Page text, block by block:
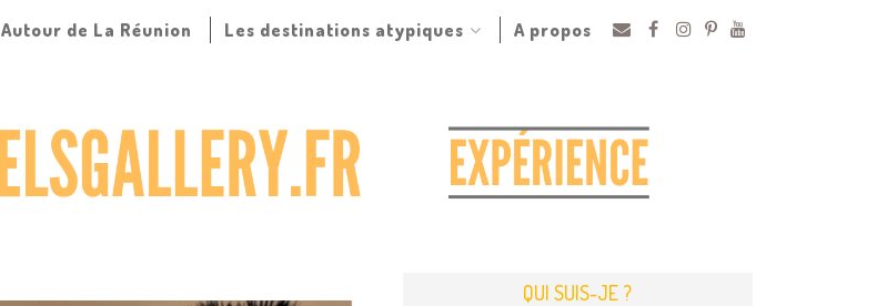
Autour de La Réunion Les destinations atypiques A propos
QUI SUIS-JE ?